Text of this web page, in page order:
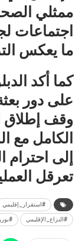
ممثلي
ما يعكس
كما أكد
على دور
وقف إطلاق
الكامل مع
إلى
تعرقل
#استقرار_إقليمي
#النزاع_الإقليمي